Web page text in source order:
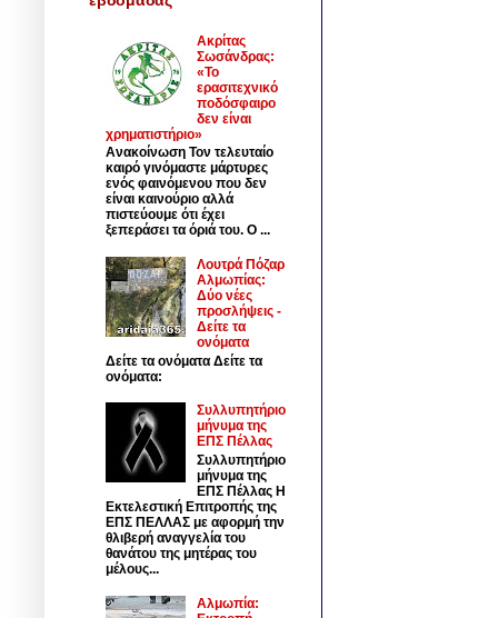
Ακρίτας
Σωσάνδρας:
«Το
ερασιτεχνικό
ποδόσφαιρο
δεν είναι
χρηματιστήριο»
Ανακοίνωση Τον τελευταίο
καιρό γινόμαστε μάρτυρες
ενός φαινόμενου που δεν
είναι καινούριο αλλά
πιστεύουμε ότι έχει
ξεπεράσει τα όριά του. Ο ...
Λουτρά Πόζαρ
Αλμωπίας:
Δύο νέες
προσλήψεις -
Δείτε τα
ονόματα
Δείτε τα ονόματα Δείτε τα
ονόματα:
Συλλυπητήριο
μήνυμα της
ΕΠΣ Πέλλας
Συλλυπητήριο
μήνυμα της
ΕΠΣ Πέλλας Η
Εκτελεστική Επιτροπής της
ΕΠΣ ΠΕΛΛΑΣ με αφορμή την
θλιβερή αναγγελία του
θανάτου της μητέρας του
μέλους...
Αλμωπία: